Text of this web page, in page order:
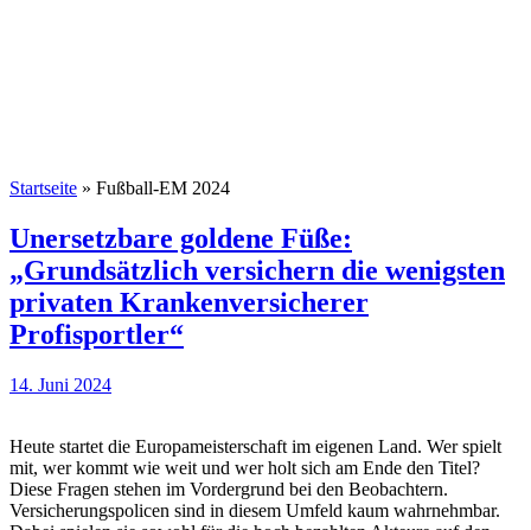
Startseite » Fußball-EM 2024
Unersetzbare goldene Füße:
„Grundsätzlich versichern die wenigsten
privaten Krankenversicherer
Profisportler“
14. Juni 2024
Heute startet die Europameisterschaft im eigenen Land. Wer spielt
mit, wer kommt wie weit und wer holt sich am Ende den Titel?
Diese Fragen stehen im Vordergrund bei den Beobachtern.
Versicherungspolicen sind in diesem Umfeld kaum wahrnehmbar.